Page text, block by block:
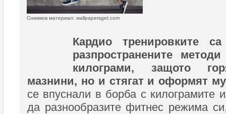
Снимков материал: wallpapersget.com
Кардио тренировките
разпространените
килограми, защото
мазнини, но и стягат и оформят
се впуснали в борба с килограмите
да разнообразите фитнес режима